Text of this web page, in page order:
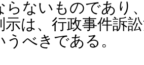
らないものであり
示は、行政事件訴
うべきである。